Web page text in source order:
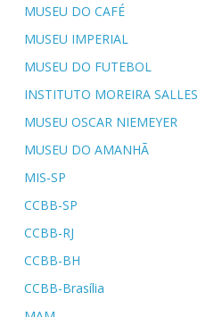
MUSEU DO CAFÉ
MUSEU IMPERIAL
MUSEU DO FUTEBOL
INSTITUTO MOREIRA SALLES
MUSEU OSCAR NIEMEYER
MUSEU DO AMANHÃ
MIS-SP
CCBB-SP
CCBB-RJ
CCBB-BH
CCBB-Brasília